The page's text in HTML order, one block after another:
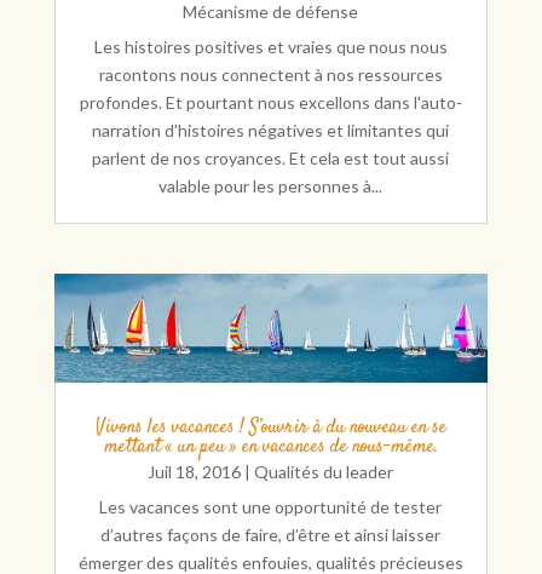
Mécanisme de défense
Les histoires positives et vraies que nous nous
racontons nous connectent à nos ressources
profondes. Et pourtant nous excellons dans l'auto-
narration d'histoires négatives et limitantes qui
parlent de nos croyances. Et cela est tout aussi
valable pour les personnes à...
Vivons les vacances ! S’ouvrir à du nouveau en se
mettant « un peu » en vacances de nous-même.
Juil 18, 2016 |Qualités du leader
Les vacances sont une opportunité de tester
d’autres façons de faire, d’être et ainsi laisser
émerger des qualités enfouies, qualités précieuses